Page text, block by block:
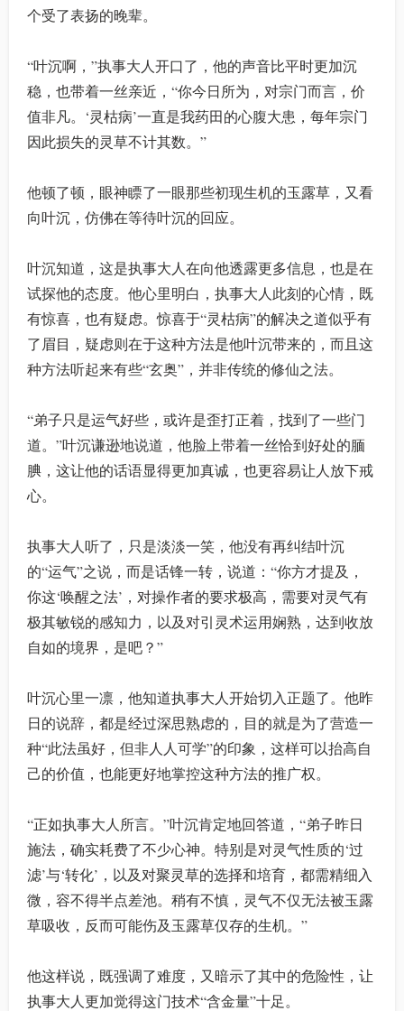
个受了表扬的晚辈。
“叶沉啊，”执事大人开口了，他的声音比平时更加沉
稳，也带着一丝亲近，“你今日所为，对宗门而言，价
值非凡。‘灵枯病’一直是我药田的心腹大患，每年宗门
因此损失的灵草不计其数。”
他顿了顿，眼神瞟了一眼那些初现生机的玉露草，又看
向叶沉，仿佛在等待叶沉的回应。
叶沉知道，这是执事大人在向他透露更多信息，也是在
试探他的态度。他心里明白，执事大人此刻的心情，既
有惊喜，也有疑虑。惊喜于“灵枯病”的解决之道似乎有
了眉目，疑虑则在于这种方法是他叶沉带来的，而且这
种方法听起来有些“玄奥”，并非传统的修仙之法。
“弟子只是运气好些，或许是歪打正着，找到了一些门
道。”叶沉谦逊地说道，他脸上带着一丝恰到好处的腼
腆，这让他的话语显得更加真诚，也更容易让人放下戒
心。
执事大人听了，只是淡淡一笑，他没有再纠结叶沉
的“运气”之说，而是话锋一转，说道：“你方才提及，
你这‘唤醒之法’，对操作者的要求极高，需要对灵气有
极其敏锐的感知力，以及对引灵术运用娴熟，达到收放
自如的境界，是吧？”
叶沉心里一凛，他知道执事大人开始切入正题了。他昨
日的说辞，都是经过深思熟虑的，目的就是为了营造一
种“此法虽好，但非人人可学”的印象，这样可以抬高自
己的价值，也能更好地掌控这种方法的推广权。
“正如执事大人所言。”叶沉肯定地回答道，“弟子昨日
施法，确实耗费了不少心神。特别是对灵气性质的‘过
滤’与‘转化’，以及对聚灵草的选择和培育，都需精细入
微，容不得半点差池。稍有不慎，灵气不仅无法被玉露
草吸收，反而可能伤及玉露草仅存的生机。”
他这样说，既强调了难度，又暗示了其中的危险性，让
执事大人更加觉得这门技术“含金量”十足。